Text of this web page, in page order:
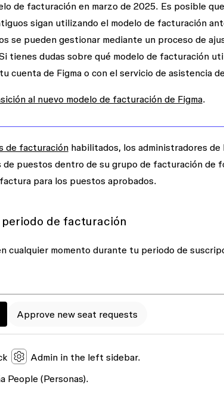
de facturación en marzo de 2025. Es posible
sigan utilizando el modelo de facturación
se pueden gestionar mediante un proceso de
tienes dudas sobre qué modelo de facturación
cuenta de Figma o con el servicio de asistencia
al nuevo modelo de facturación de Figma.
de facturaciónhabilitados, los administradores
de puestos dentro de su grupo de facturación de
para los puestos aprobados.
de facturación
cualquier momento durante tu periodo de
Approve new seat requests
Adminin the left sidebar.
People (Personas).